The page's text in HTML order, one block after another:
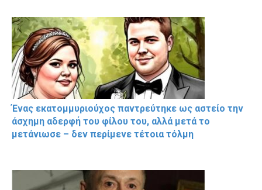
Ένας εκατομμυριούχος παντρεύτηκε ως αστείο την
άσχημη αδερφή του φίλου του, αλλά μετά το
μετάνιωσε – δεν περίμενε τέτοια τόλμη